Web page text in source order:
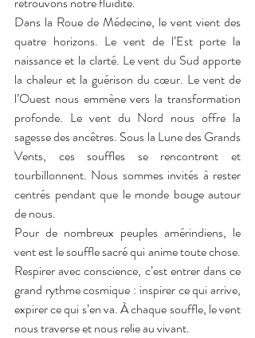
Dans la Roue de Médecine, le vent vient des
quatre horizons. Le vent de l’Est porte la
naissance et la clarté. Le vent du Sud apporte
la chaleur et la guérison du cœur. Le vent de
l’Ouest nous emmène vers la transformation
profonde. Le vent du Nord nous offre la
sagesse des ancêtres. Sous la Lune des Grands
Vents, ces souffles se rencontrent et
tourbillonnent. Nous sommes invités à rester
centrés pendant que le monde bouge autour
de nous.
Pour de nombreux peuples amérindiens, le
vent est le souffle sacré qui anime toute chose.
Respirer avec conscience, c’est entrer dans ce
grand rythme cosmique : inspirer ce qui arrive,
expirer ce qui s’en va. À chaque souffle, le vent
nous traverse et nous relie au vivant.